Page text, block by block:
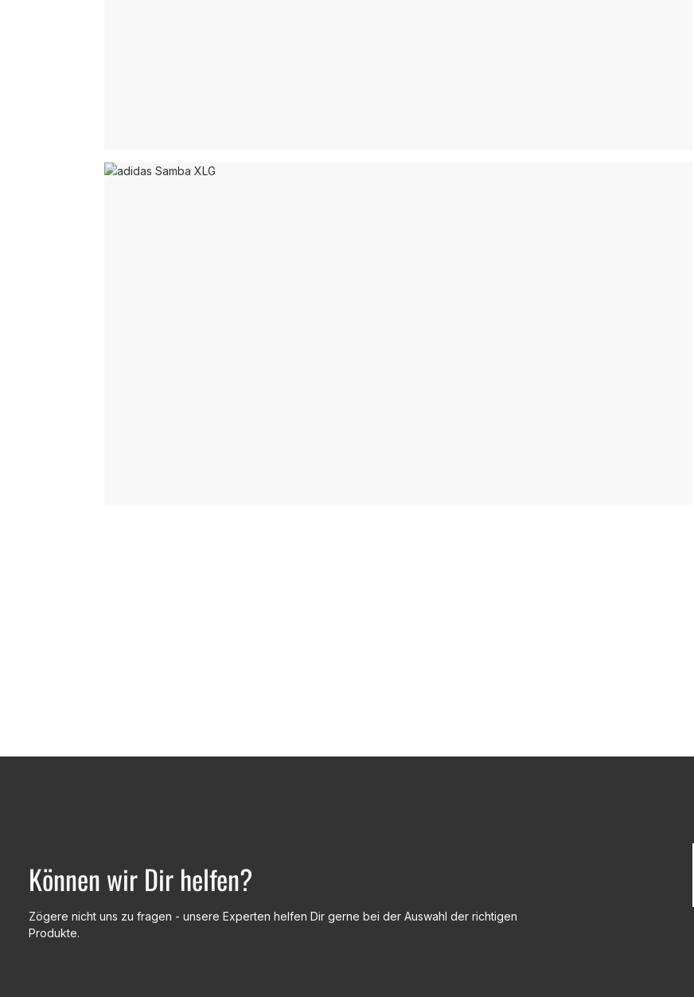
Können wir Dir helfen?
Zögere nicht uns zu fragen - unsere Experten helfen Dir gerne bei der Auswahl der richtigen
Produkte.